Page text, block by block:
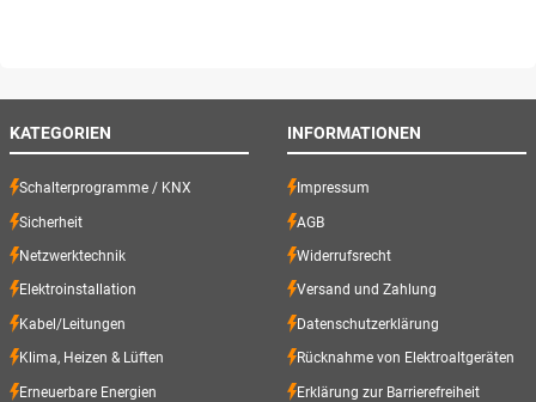
KATEGORIEN
Schalterprogramme / KNX
Sicherheit
Netzwerktechnik
Elektroinstallation
Kabel/Leitungen
Klima, Heizen & Lüften
Erneuerbare Energien
INFORMATIONEN
Impressum
AGB
Widerrufsrecht
Versand und Zahlung
Datenschutzerklärung
Rücknahme von Elektroaltgeräten
Erklärung zur Barrierefreiheit